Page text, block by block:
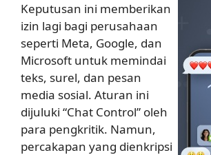
Keputusan ini memberikan
izin lagi bagi perusahaan
seperti Meta, Google, dan
Microsoft untuk memindai
teks, surel, dan pesan
media sosial. Aturan ini
dijuluki “Chat Control” oleh
para pengkritik. Namun,
percakapan yang dienkripsi